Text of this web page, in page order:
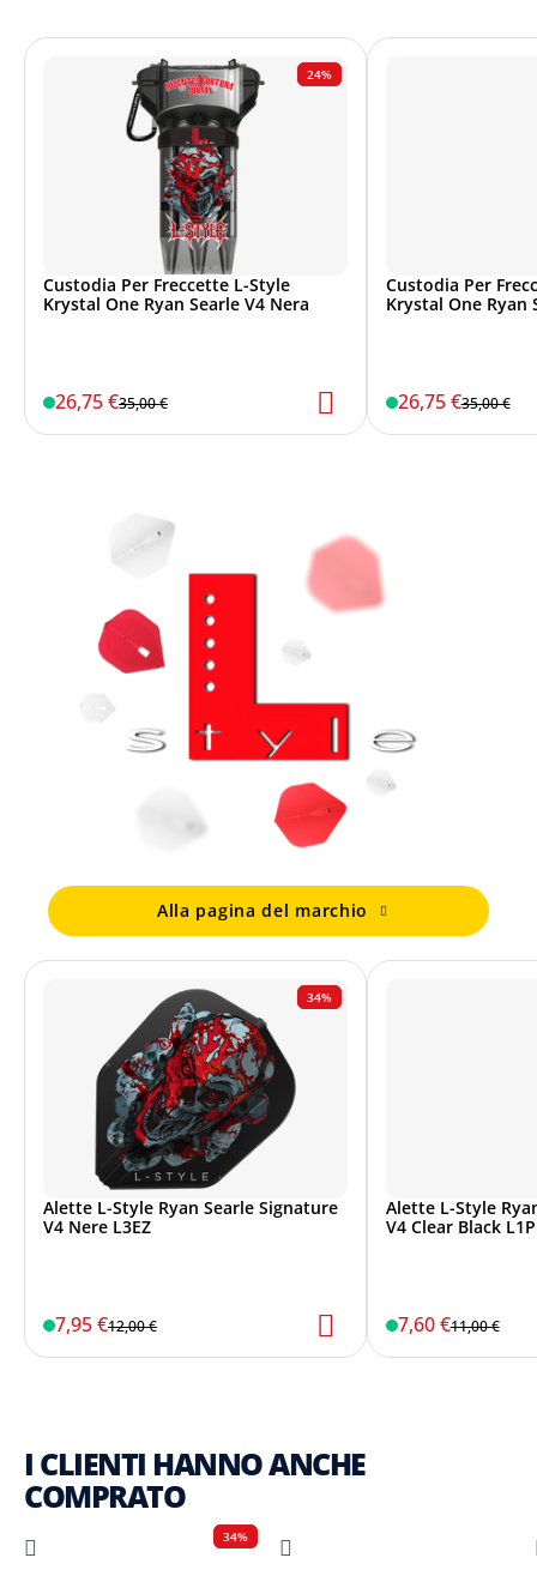
24%
Custodia Per Freccette L-Style
Krystal One Ryan Searle V4 Nera
26,75 €35,00 €
Custodia Per
Krystal One Ryan
26,75 €35,00 €
Alla pagina del marchio
34%
Alette L-Style Ryan Searle Signature
V4 Nere L3EZ
7,95 €12,00 €
Alette L-Style
V4 Clear Black
7,60 €11,00 €
I CLIENTI HANNO ANCHE
COMPRATO
34%